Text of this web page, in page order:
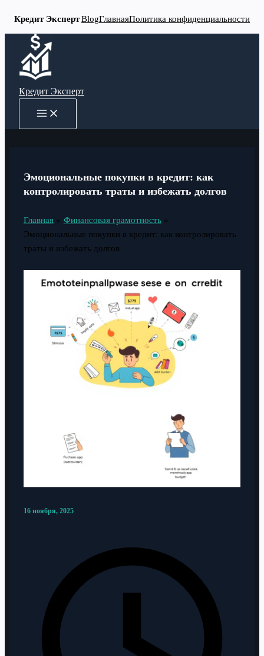
Кредит ЭкспертBlogГлавнаяПолитика конфиденциальности
Перейти
содержимому
Кредит Эксперт
MAIN
MENU
Эмоциональные покупки в кредит: как
контролировать траты и избежать долгов
Главная
Финансовая грамотность
Эмоциональные покупки в кредит: как контролировать
траты и избежать долгов
16 ноября, 2025